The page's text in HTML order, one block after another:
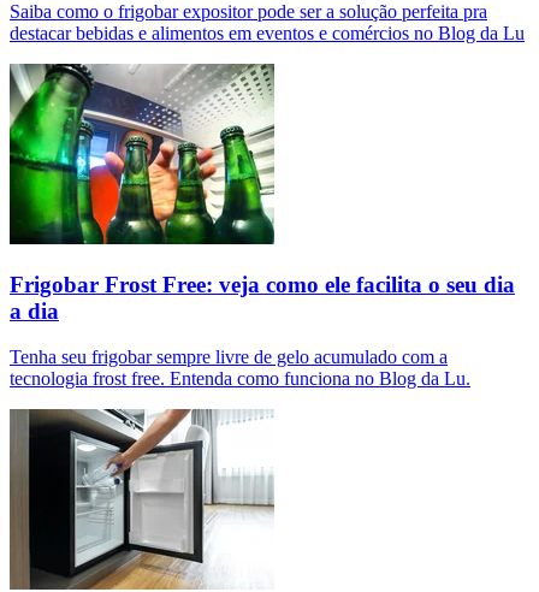
Saiba como o frigobar expositor pode ser a solução perfeita pra
destacar bebidas e alimentos em eventos e comércios no Blog da Lu
Frigobar Frost Free: veja como ele facilita o seu dia
a dia
Tenha seu frigobar sempre livre de gelo acumulado com a
tecnologia frost free. Entenda como funciona no Blog da Lu.